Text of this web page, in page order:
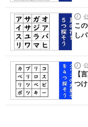
こ
し
【
つ